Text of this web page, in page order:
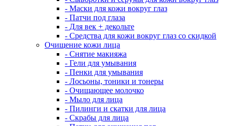
- Маски для кожи вокруг глаз
- Патчи под глаза
- Для век + декольте
- Средства для кожи вокруг глаз со скидкой
Очищение кожи лица
- Снятие макияжа
- Гели для умывания
- Пенки для умывания
- Лосьоны, тоники и тонеры
- Очищающее молочко
- Мыло для лица
- Пилинги и скатки для лица
- Скрабы для лица